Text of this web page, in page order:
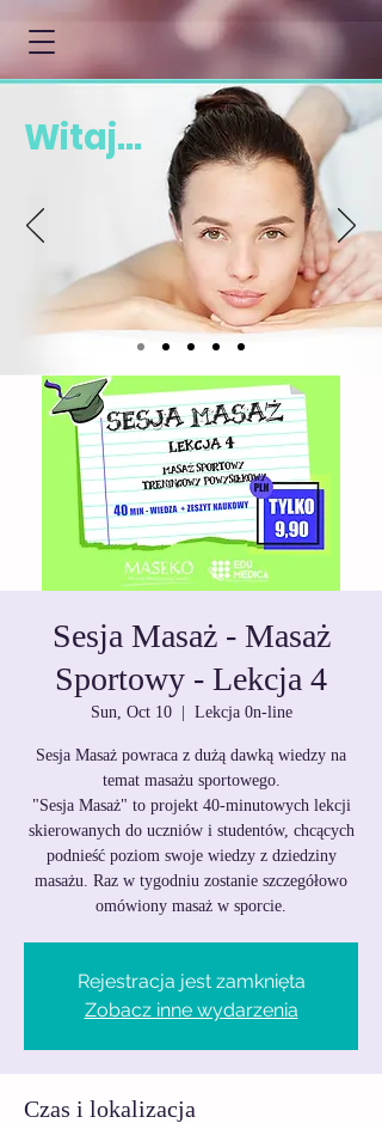
Witaj...
Sesja Masaż - Masaż
Sportowy - Lekcja 4
Sun, Oct 10
  |
Lekcja 0n-line
Sesja Masaż powraca z dużą dawką wiedzy na
temat masażu sportowego.
"Sesja Masaż" to projekt 40-minutowych lekcji
skierowanych do uczniów i studentów, chcących
podnieść poziom swoje wiedzy z dziedziny
masażu. Raz w tygodniu zostanie szczegółowo
omówiony masaż w sporcie.
Rejestracja jest zamknięta
Zobacz inne wydarzenia
Czas i lokalizacja